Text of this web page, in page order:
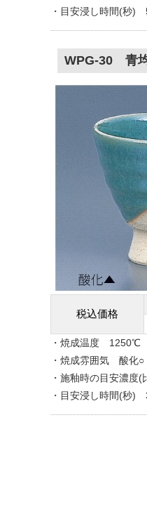
・目安浸し時間(秒)
WPG-30 青
税込価格
・焼成温度 1250℃
・焼成雰囲気 酸
・施釉時の目安濃
・目安浸し時間(秒)